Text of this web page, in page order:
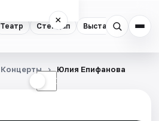
Театр Стендап Выставки
×
☾
Концерты Юлия Епифанова